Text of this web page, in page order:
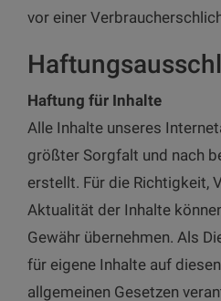
vor einer
Haftung für Inhalte
Alle Inhalte unseres
größter Sorgfalt und nach
erstellt. Für die Richtigkeit,
Aktualität der Inhalte
Gewähr übernehmen. Als
für eigene Inhalte auf
allgemeinen Gesetzen